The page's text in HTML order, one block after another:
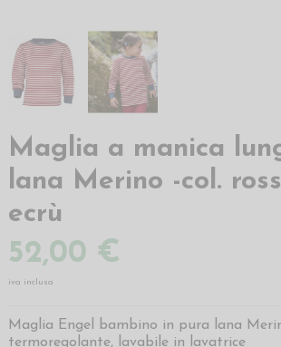
Maglia a manica
lana Merino -col.
ecrù
52,00 €
iva inclusa
Maglia Engel bambino in pura lana
termoregolante, lavabile in lavatrice